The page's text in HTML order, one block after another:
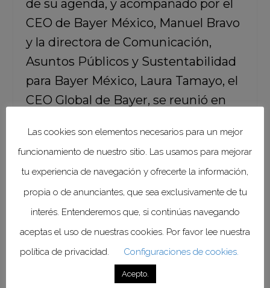
de su agenda, y acompañado por el
CEO de Bayer México, Manuel Bravo
y la directora de Comunicación,
Asuntos Públicos y Sustentabilidad
para Bayer México, Laura Tamayo, el
CEO Global de Bayer, se reunió en
Ejecutivo Federal, la secretaria de
Economía, Tatiana Clouthier Carrillo,
y el secretario de Agricultura y
Desarrollo Rural, Víctor Manuel
Villalobos Arámbula.
Obrador, publicó en redes sociales:“Me
expresó (Werner Baumann) el deseo de
Las cookies son elementos necesarios para un mejor
funcionamiento de nuestro sitio. Las usamos para mejorar
tu experiencia de navegación y ofrecerte la información,
propia o de anunciantes, que sea exclusivamente de tu
interés. Entenderemos que, si continúas navegando
aceptas el uso de nuestras cookies. Por favor lee nuestra
política de privacidad.
Configuraciones de cookies.
Acepto.